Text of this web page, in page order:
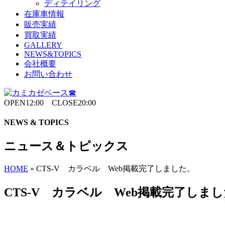
ディテイリング
在庫車情報
販売実績
買取実績
GALLERY
NEWS&TOPICS
会社概要
お問い合わせ
OPEN12:00 CLOSE20:00
NEWS & TOPICS
ニュース＆トピックス
HOME » CTS-V カラベル Web掲載完了しました。
CTS-V カラベル Web掲載完了しまし